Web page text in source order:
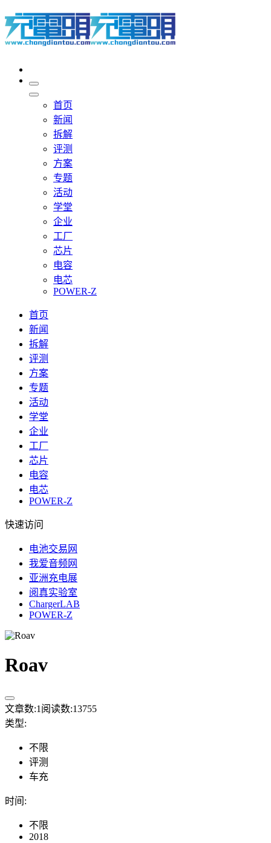
首页
新闻
拆解
评测
方案
专题
活动
学堂
企业
工厂
芯片
电容
电芯
POWER-Z
首页
新闻
拆解
评测
方案
专题
活动
学堂
企业
工厂
芯片
电容
电芯
POWER-Z
快速访问
电池交易网
我爱音频网
亚洲充电展
阅真实验室
ChargerLAB
POWER-Z
Roav
文章数:1 阅读数:13755
类型:
不限
评测
车充
时间 :
不限
2018